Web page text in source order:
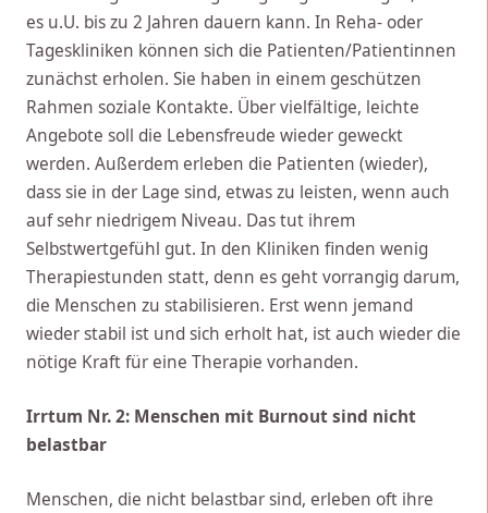
es u.U. bis zu 2 Jahren dauern kann. In Reha- oder
Tageskliniken können sich die Patienten/Patientinnen
zunächst erholen. Sie haben in einem geschützen
Rahmen soziale Kontakte. Über vielfältige, leichte
Angebote soll die Lebensfreude wieder geweckt
werden. Außerdem erleben die Patienten (wieder),
dass sie in der Lage sind, etwas zu leisten, wenn auch
auf sehr niedrigem Niveau. Das tut ihrem
Selbstwertgefühl gut. In den Kliniken finden wenig
Therapiestunden statt, denn es geht vorrangig darum,
die Menschen zu stabilisieren. Erst wenn jemand
wieder stabil ist und sich erholt hat, ist auch wieder die
nötige Kraft für eine Therapie vorhanden.
Irrtum Nr. 2: Menschen mit Burnout sind nicht
belastbar
Menschen, die nicht belastbar sind, erleben oft ihre